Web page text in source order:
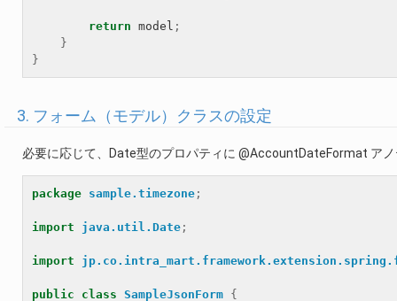
return model ;
}
}
3. フォーム（モデル）クラスの設定
必要に応じて、Date型のプロパティに @AccountDateFormat ア
package sample.timezone ;
import java.util.Date ;
import
public class SampleJsonForm {